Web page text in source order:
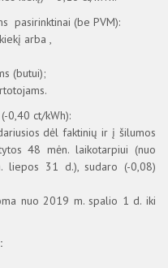
pasirinktinai (be PVM):
arba ,
(butui);
0,40 ct/kWh):
dėl faktinių ir į šilumos
48 mėn. laikotarpiui (nuo
31 d.), sudaro (-0,08)
nuo 2019 m. spalio 1 d. iki